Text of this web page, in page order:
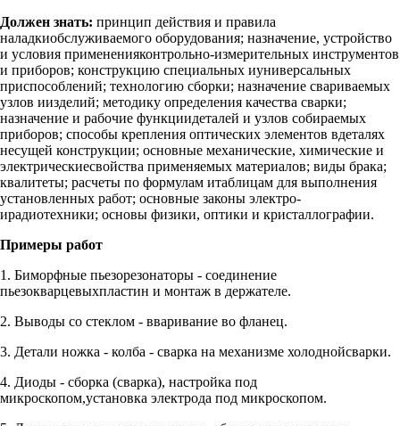
Должен знать: принцип действия и правила
наладкиобслуживаемого оборудования; назначение, устройство
и условия примененияконтрольно-измерительных инструментов
и приборов; конструкцию специальных иуниверсальных
приспособлений; технологию сборки; назначение свариваемых
узлов иизделий; методику определения качества сварки;
назначение и рабочие функциидеталей и узлов собираемых
приборов; способы крепления оптических элементов вдеталях
несущей конструкции; основные механические, химические и
электрическиесвойства применяемых материалов; виды брака;
квалитеты; расчеты по формулам итаблицам для выполнения
установленных работ; основные законы электро-
ирадиотехники; основы физики, оптики и кристаллографии.
Примеры работ
1. Биморфные пьезорезонаторы - соединение
пьезокварцевыхпластин и монтаж в держателе.
2. Выводы со стеклом - вваривание во фланец.
3. Детали ножка - колба - сварка на механизме холоднойсварки.
4. Диоды - сборка (сварка), настройка под
микроскопом,установка электрода под микроскопом.